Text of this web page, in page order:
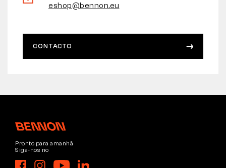
eshop@bennon.eu
CONTACTO
Pronto para amanhã
Siga-nos no